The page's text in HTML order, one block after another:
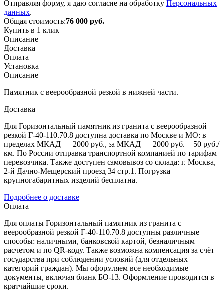
Отправляя форму, я даю согласие на обработку Персональных
данных.
Общая стоимость:76 000 руб.
Купить в 1 клик
Описание
Доставка
Оплата
Установка
Описание
Памятник с веерообразной резкой в нижней части.
Доставка
Для Горизонтальный памятник из гранита с веерообразной
резкой Г-40-110.70.8 доступна доставка по Москве и МО: в
пределах МКАД — 2000 руб., за МКАД — 2000 руб. + 50 руб./
км. По России отправка транспортной компанией по тарифам
перевозчика. Также доступен самовывоз со склада: г. Москва,
2-й Дачно-Мещерский проезд 34 стр.1. Погрузка
крупногабаритных изделий бесплатна.
Подробнее о доставке
Оплата
Для оплаты Горизонтальный памятник из гранита с
веерообразной резкой Г-40-110.70.8 доступны различные
способы: наличными, банковской картой, безналичным
расчетом и по QR-коду. Также возможна компенсация за счёт
государства при соблюдении условий (для отдельных
категорий граждан). Мы оформляем все необходимые
документы, включая бланк БО-13. Оформление проводится в
кратчайшие сроки.